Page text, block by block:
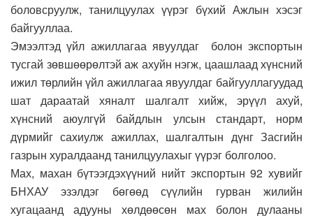
боловсруулж, танилцуулах үүрэг бүхий Ажлын хэсэг
байгууллаа.
Эмээлтэд үйл ажиллагаа явуулдаг болон экспортын
тусгай зөвшөөрөлтэй аж ахуйн нэгж, цаашлаад хүнсний
ижил төрлийн үйл ажиллагаа явуулдаг байгууллагуудад
шат дараатай хяналт шалгалт хийж, эрүүл ахуй,
хүнсний аюулгүй байдлын улсын стандарт, норм
дүрмийг сахиулж ажиллах, шалгалтын дүнг Засгийн
газрын хуралдаанд танилцуулахыг үүрэг болголоо.
Мах, махан бүтээгдэхүүний нийт экспортын 92 хувийг
БНХАУ эзэлдэг бөгөөд сүүлийн гурван жилийн
хугацаанд адууны хөлдөөсөн мах болон дулааны